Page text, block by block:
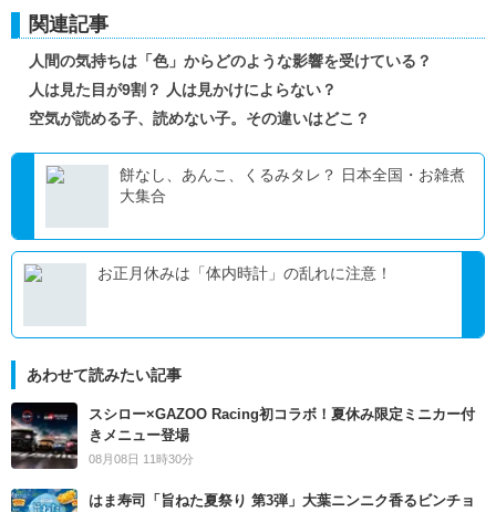
関連記事
人間の気持ちは「色」からどのような影響を受けている？
人は見た目が9割？ 人は見かけによらない？
空気が読める子、読めない子。その違いはどこ？
餅なし、あんこ、くるみタレ？ 日本全国・お雑煮
大集合
お正月休みは「体内時計」の乱れに注意！
あわせて読みたい記事
スシロー×GAZOO Racing初コラボ！夏休み限定ミニカー付
きメニュー登場
08月08日 11時30分
はま寿司「旨ねた夏祭り 第3弾」大葉ニンニク香るビンチョ